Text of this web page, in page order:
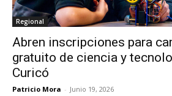
Regional
Abren inscripciones para
gratuito de ciencia y
Curicó
Patricio Mora - Junio 19, 2026